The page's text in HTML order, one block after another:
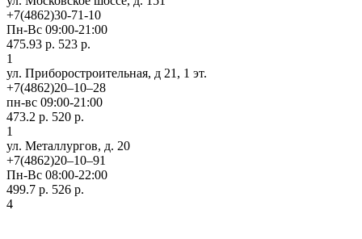
+7(4862)30-71-10
Пн-Вс 09:00-21:00
475.93 р. 523 р.
1
ул. Приборостроительная, д 21, 1 эт.
+7(4862)20‒10‒28
пн-вс 09:00-21:00
473.2 р. 520 р.
1
ул. ​Металлургов, д. 20
+7(4862)20‒10‒91
Пн-Вс 08:00-22:00
499.7 р. 526 р.
4